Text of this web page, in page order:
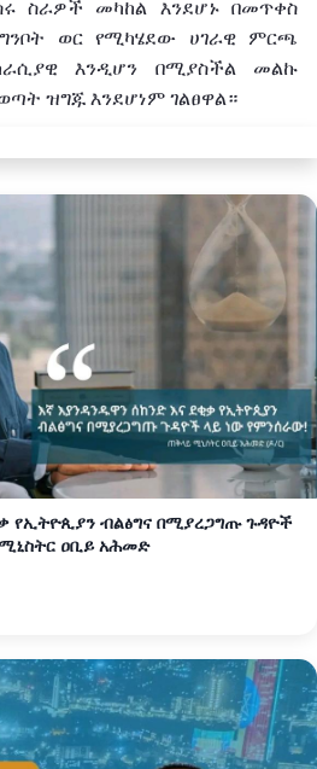
ስራዎች መካከል እንደሆኑ በመጥቀስ
ወር የሚካሄደው ሀገራዊ
ምርጫ
እንዲሆን
በሚያስችል መልኩ
ዝግጁ እንደሆነም ገልፀዋል።
የኢትዮጲያን ብልፅግና በሚያረጋግጡ ጉዳዮች
ዐቢይ አሕመድ